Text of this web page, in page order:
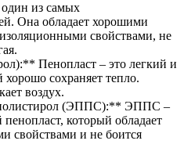
из самых
Она обладает хорошими
свойствами, не
Пенопласт – это легкий и
сохраняет тепло.
воздух.
(ЭППС):** ЭППС –
который обладает
свойствами и не боится